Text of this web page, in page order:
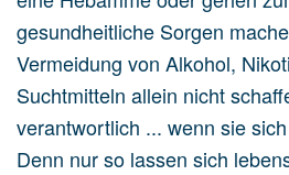
gesundheitliche Sorgen
Vermeidung von Alkohol,
Suchtmitteln allein nicht
verantwortlich ... wenn sie
Denn nur so lassen sich